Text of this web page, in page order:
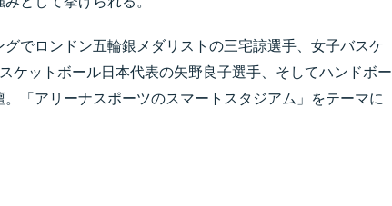
でロンドン五輪銀メダリストの三宅諒選手、女子バスケ
ケットボール日本代表の矢野良子選手、そしてハンドボー
「アリーナスポーツのスマートスタジアム」をテーマに